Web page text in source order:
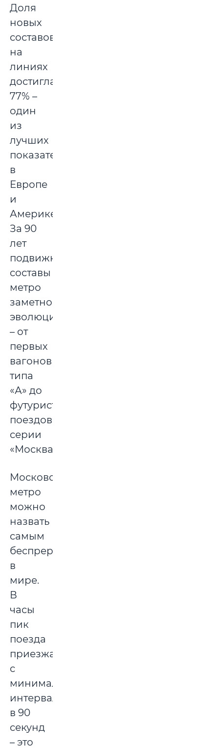
Доля
новых
составов
на
линиях
достигла
77% –
один
из
лучших
показателей
в
Европе
и
Америке.
За 90
лет
подвижные
составы
метро
заметно
эволюционировали
– от
первых
вагонов
типа
«А» до
футуристичных
поездов
серии
«Москва-2024».
Московское
метро
можно
назвать
самым
беспрерывным
в
мире.
В
часы
пик
поезда
приезжают
с
минимальными
интервалами
в 90
секунд
– это